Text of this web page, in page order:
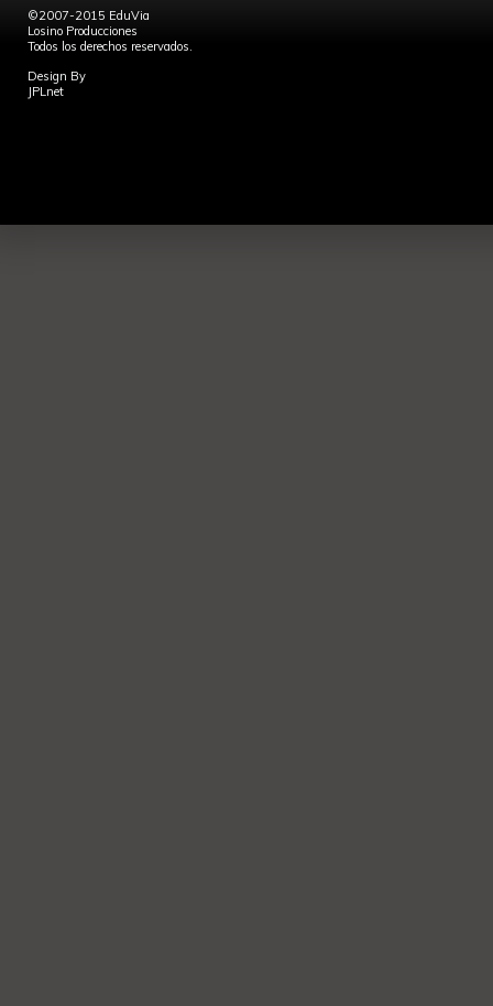
©2007-2015 EduVia
Losino Producciones
Todos los derechos reservados.
Design By
JPLnet